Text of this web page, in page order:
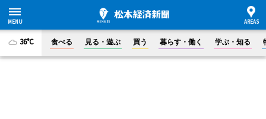
36°C 食べる 見る・遊ぶ 買う 暮らす・働く 学ぶ・知る